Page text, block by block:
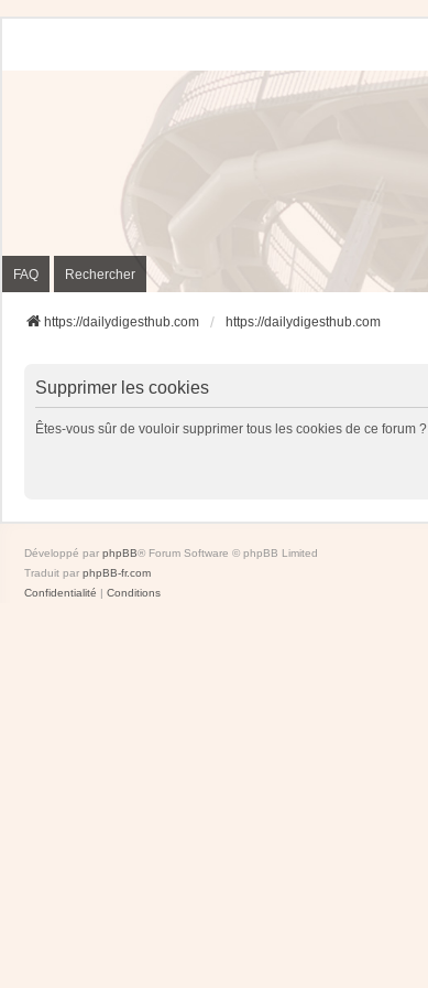
FAQ Rechercher
https://dailydigesthub.com https://dailydigesthub.com
Supprimer les cookies
Êtes-vous sûr de vouloir supprimer tous les cookies de ce forum ?
Développé par phpBB® Forum Software © phpBB Limited
Traduit par phpBB-fr.com
Confidentialité | Conditions